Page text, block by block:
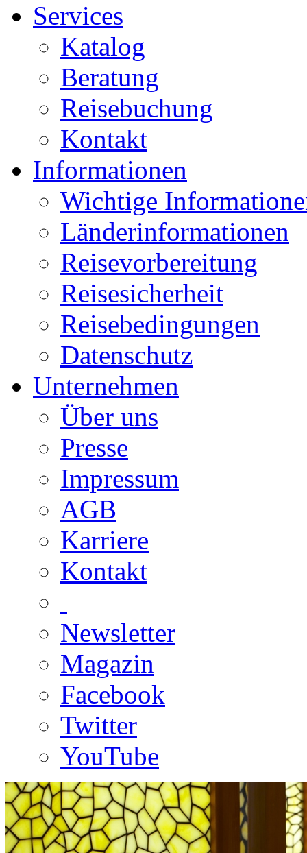
Services
Katalog
Beratung
Reisebuchung
Kontakt
Informationen
Wichtige
Länderinformationen
Reisevorbereitung
Reisesicherheit
Reisebedingungen
Datenschutz
Unternehmen
Über uns
Presse
Impressum
AGB
Karriere
Kontakt
Newsletter
Magazin
Facebook
Twitter
YouTube